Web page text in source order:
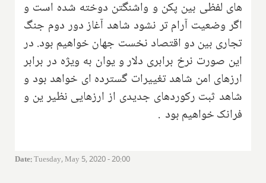
های لفظی بین پکن و واشنگتن دوخته شده است و
اگر وضعیت آرام تر نشود شاهد آغاز دور دوم جنگ
تجاری بین دو اقتصاد نخست جهان خواهیم بود. در
این صورت نرخ برابری دلار و یوان به ویژه در برابر
ارزهای امن شاهد تغییرات گسترده ای خواهد بود و
شاهد ثبت رکوردهای جدیدی از ارزهایی نظیر ین و
فرانک خواهیم بود .
Date:Tuesday, May 5, 2020 - 20:00